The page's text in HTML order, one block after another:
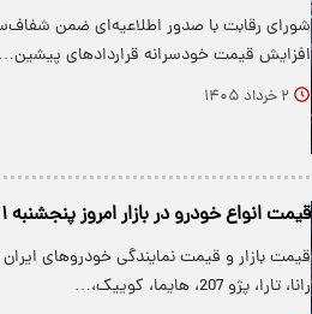
افزایش قیمت خودسرانه قراردادهای پیشین…
۲ خرداد ۱۴۰۵
قیمت انواع خودرو در بازار امروز پنجشنبه ۳۱ اردیبهشت ۱۴۰۵ + جدول
قیمت بازار و قیمت نمایندگی خودرو‌های
رانا، تارا، پژو 207، هایما، کوییک،…